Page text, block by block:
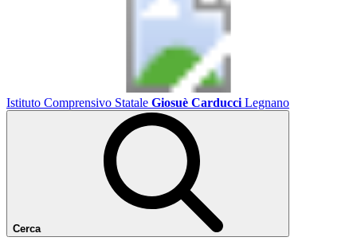
Istituto Comprensivo Statale Giosuè Carducci Legnano
Cerca